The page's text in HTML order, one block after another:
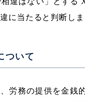
に当たると判断しま
いて
労務の提供を金銭